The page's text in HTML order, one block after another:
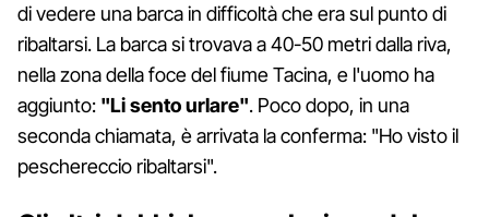
di vedere una barca in difficoltà che era sul punto di
ribaltarsi. La barca si trovava a 40-50 metri dalla riva,
nella zona della foce del fiume Tacina, e l'uomo ha
aggiunto: "Li sento urlare". Poco dopo, in una
seconda chiamata, è arrivata la conferma: "Ho visto il
peschereccio ribaltarsi".